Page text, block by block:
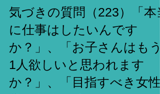
気づきの質問（223）「本
に仕事はしたいんです
か？」、「お子さんはもう
1人欲しいと思われます